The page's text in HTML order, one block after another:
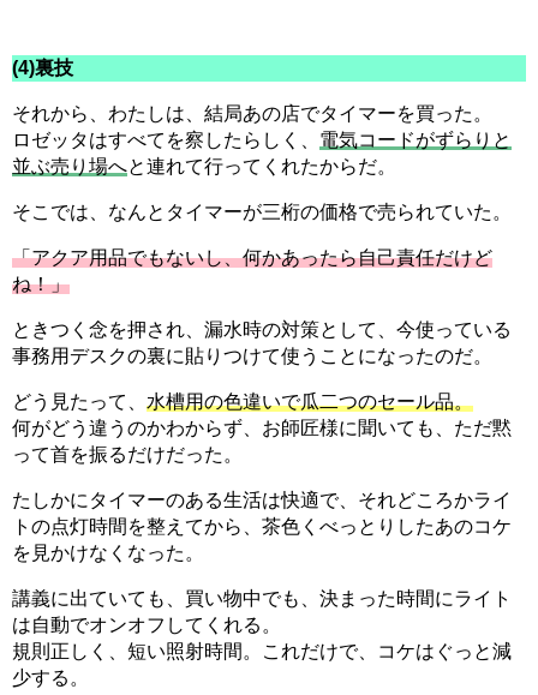
(4)裏技
それから、わたしは、結局あの店でタイマーを買った。
ロゼッタはすべてを察したらしく、 電気コードがずらりと
並ぶ売り場へと連れて行ってくれたからだ。
そこでは、なんとタイマーが三桁の価格で売られていた。
「アクア用品でもないし、何かあったら自己責任だけど
ね！」
ときつく念を押され、漏水時の対策として、今使っている
事務用デスクの裏に貼りつけて使うことになったのだ。
どう見たって、 水槽用の色違いで瓜二つのセール品。
何がどう違うのかわからず、お師匠様に聞いても、ただ黙
って首を振るだけだった。
たしかにタイマーのある生活は快適で、それどころかライ
トの点灯時間を整えてから、茶色くべっとりしたあのコケ
を見かけなくなった。
講義に出ていても、買い物中でも、決まった時間にライト
は自動でオンオフしてくれる。
規則正しく、短い照射時間。これだけで、コケはぐっと減
少する。